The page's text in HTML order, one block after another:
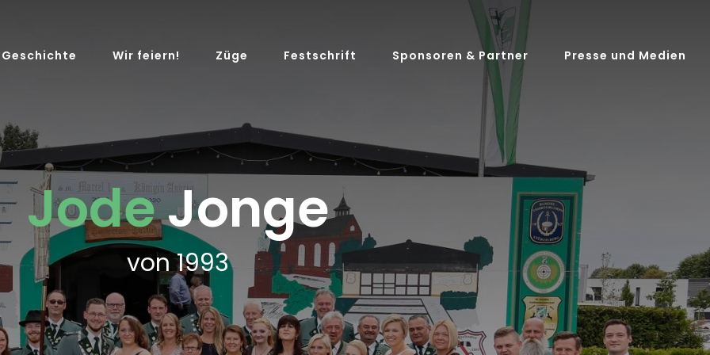
Geschichte Wir feiern! Züge Festschrift Sponsoren & Partner Presse und Medien
JodeJonge
von 1993